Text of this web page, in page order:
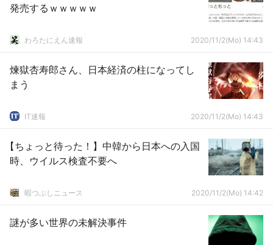
発売するｗｗｗｗｗ
わろたにえん速報 2020/11/2(Mo) 14:43
煉獄杏寿郎さん、日本経済の柱になってし
まう
IT速報 2020/11/2(Mo) 14:43
【ちょっと待った！】中韓から日本への入国
時、ウイルス検査不要へ
暇つぶしニュース 2020/11/2(Mo) 14:42
謎が多い世界の未解決事件